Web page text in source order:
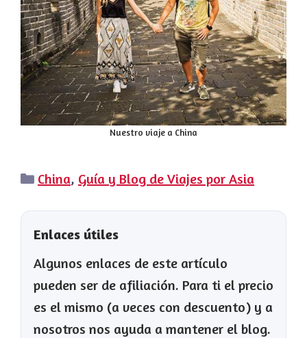
Nuestro viaje a China
Categorías
China, Guía y Blog de Viajes por Asia
Enlaces útiles
Algunos enlaces de este artículo
pueden ser de afiliación. Para ti el precio
es el mismo (a veces con descuento) y a
nosotros nos ayuda a mantener el blog.